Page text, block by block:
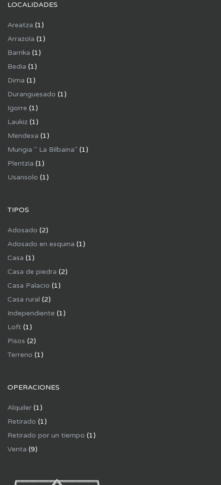
LOCALIDADES
Areatza (1)
Arrazola (1)
Barrika (1)
Bedia (1)
Dima (1)
Duranguesado (1)
Igorre (1)
Laukiz (1)
Mendexa (1)
Mungia " La Bilbaina" (1)
Plentzia (1)
Usansolo (1)
TIPOS
Adosado (2)
Adosado en esquina (1)
Casa (1)
Casa de piedra (2)
Casa Palacio (1)
Casa rural (2)
Independiente (1)
Loft (1)
Pisos (2)
Terreno (1)
OPERACIONES
Alquiler (1)
Retirado (1)
Retirado por un tiempo (1)
Venta (9)